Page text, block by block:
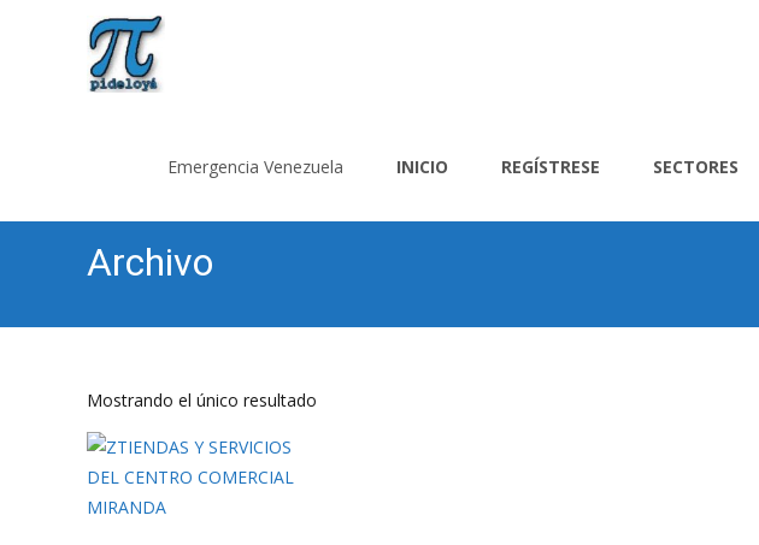
contenido
Emergencia Venezuela INICIO REGÍSTRESE SECTORES
Archivo
Mostrando el único resultado